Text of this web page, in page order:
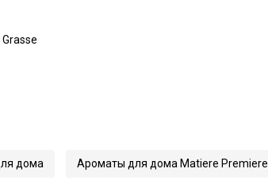
дома Ароматы для дома Matiere Premiere